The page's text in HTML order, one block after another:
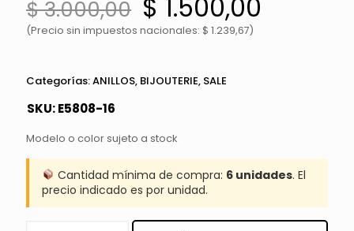
$3.000,00 precio
original
$ 1.500,00
(Precio sin impuestos nacionales: $ 1.239,67)
Categorías:ANILLOS, BIJOUTERIE, SALE
SKU:E5808-16
Modelo o color sujeto a stock
Cantidad mínima de compra: 6 unidades. El
precio indicado es por unidad.